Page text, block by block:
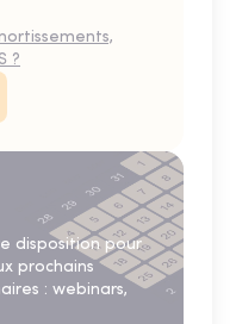
?
disposition pour
prochains
: webinars,